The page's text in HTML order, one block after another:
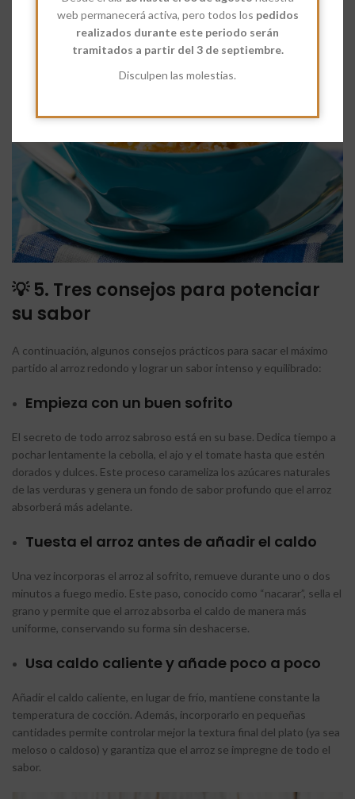
web permanecerá activa, pero todos los pedidos
realizados durante este periodo serán
tramitados a partir del 3 de septiembre.
Disculpen las molestias.
menos almidón y no se pegan.
💡 5. Tres consejos para potenciar
su sabor
A continuación, algunos consejos prácticos para sacar el máximo
partido al arroz redondo y lograr un sabor intenso y equilibrado:
Empieza con un buen sofrito
El secreto de todo arroz sabroso está en su base. Dedica tiempo a
pochar lentamente la cebolla, el ajo y el tomate hasta que estén
dorados y dulces. Este proceso carameliza los azúcares naturales
de las verduras y genera un fondo de sabor profundo que el arroz
absorberá más adelante.
Tuesta el arroz antes de añadir el caldo
Una vez incorporas el arroz al sofrito, remueve durante uno o dos
minutos a fuego medio. Este paso, conocido como “nacarar”, sella el
grano y permite que el arroz absorba el caldo de manera más
uniforme, conservando su forma sin deshacerse.
Usa caldo caliente y añade poco a poco
Añadir el caldo caliente, en lugar de frío, mantiene constante la
temperatura de cocción. Además, incorporarlo en pequeñas
cantidades permite controlar mejor la textura final del plato (ya sea
meloso o caldoso) y garantiza que el arroz se impregne de todo el
sabor.